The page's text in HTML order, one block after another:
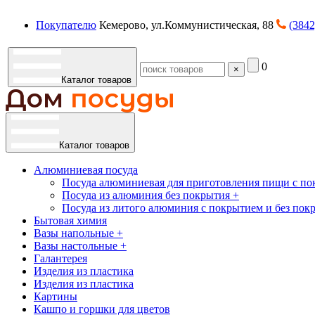
Покупателю Кемерово, ул.Коммунистическая, 88
Каталог товаров
× 0
Каталог товаров
Алюминиевая посуда
Посуда алюминиевая для приготовления пищи с
Посуда из алюминия без покрытия +
Посуда из литого алюминия с покрытием и без
Бытовая химия
Вазы напольные +
Вазы настольные +
Галантерея
Изделия из пластика
Изделия из пластика
Картины
Кашпо и горшки для цветов